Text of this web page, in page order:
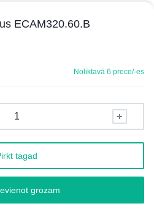
ECAM320.60.B
Noliktavā 6 prece/-es
grozam
tagad